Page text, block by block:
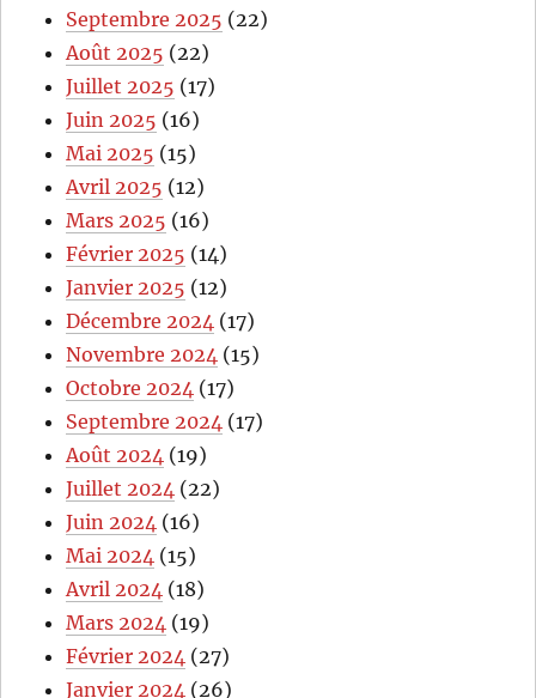
Septembre 2025 (22)
Août 2025 (22)
Juillet 2025 (17)
Juin 2025 (16)
Mai 2025 (15)
Avril 2025 (12)
Mars 2025 (16)
Février 2025 (14)
Janvier 2025 (12)
Décembre 2024 (17)
Novembre 2024 (15)
Octobre 2024 (17)
Septembre 2024 (17)
Août 2024 (19)
Juillet 2024 (22)
Juin 2024 (16)
Mai 2024 (15)
Avril 2024 (18)
Mars 2024 (19)
Février 2024 (27)
Janvier 2024 (26)